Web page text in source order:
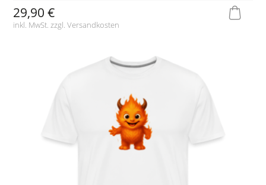
29,90 €
inkl. MwSt. zzgl.Versandkosten